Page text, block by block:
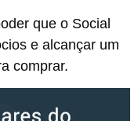
que o Social
e alcançar um
comprar.